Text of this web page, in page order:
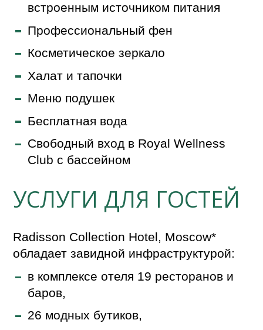
встроенным источником питания
Профессиональный фен
Косметическое зеркало
Халат и тапочки
Меню подушек
Бесплатная вода
Свободный вход в Royal Wellness
Club с бассейном
УСЛУГИ ДЛЯ ГОСТЕЙ
Radisson Collection Hotel, Moscow*
обладает завидной инфраструктурой:
в комплексе отеля 19 ресторанов и
баров,
26 модных бутиков,